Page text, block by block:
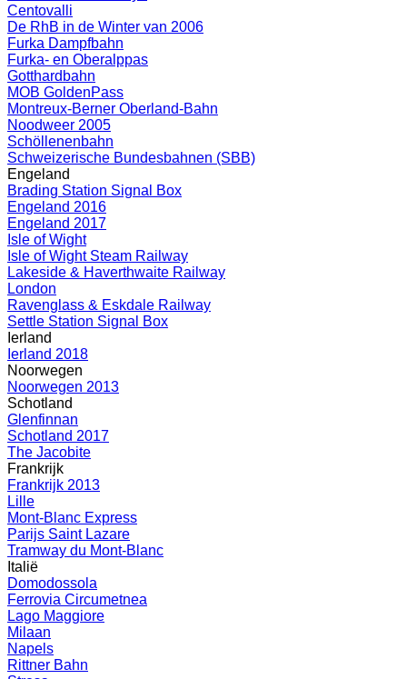
Centovalli
De RhB in de Winter van 2006
Furka Dampfbahn
Furka- en Oberalppas
Gotthardbahn
MOB GoldenPass
Montreux-Berner Oberland-Bahn
Noodweer 2005
Schöllenenbahn
Schweizerische Bundesbahnen (SBB)
Engeland
Brading Station Signal Box
Engeland 2016
Engeland 2017
Isle of Wight
Isle of Wight Steam Railway
Lakeside & Haverthwaite Railway
London
Ravenglass & Eskdale Railway
Settle Station Signal Box
Ierland
Ierland 2018
Noorwegen
Noorwegen 2013
Schotland
Glenfinnan
Schotland 2017
The Jacobite
Frankrijk
Frankrijk 2013
Lille
Mont-Blanc Express
Parijs Saint Lazare
Tramway du Mont-Blanc
Italië
Domodossola
Ferrovia Circumetnea
Lago Maggiore
Milaan
Napels
Rittner Bahn